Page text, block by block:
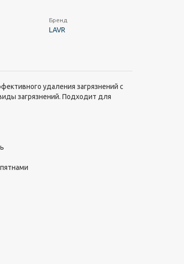
Бренд
LAVR
удаления загрязнений с
загрязнений. Подходит для